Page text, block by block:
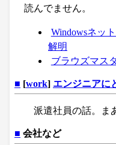
読んでません。
Windowsネッ
解明
ブラウズマス
■ [work] エンジニアに
派遣社員の話。ま
■ 会社など